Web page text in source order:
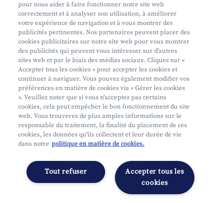
Où nous trouver
Phishing
Mifid
Privacy
Info juridique
Soumis au contrôle de l'OCM
Déclaration d'accessibilité
Gérer les préférences
pour nous aider à faire fonctionner notre site web
correctement et à analyser son utilisation, à améliorer
votre expérience de navigation et à vous montrer des
publicités pertinentes. Nos partenaires peuvent placer des
cookies publicitaires sur notre site web pour vous montrer
des publicités qui peuvent vous intéresser sur d'autres
sites web et par le biais des médias sociaux. Cliquez sur «
Accepter tous les cookies » pour accepter les cookies et
continuer à naviguer. Vous pouvez également modifier vos
préférences en matière de cookies via « Gérer les cookies
». Veuillez noter que si vous n'acceptez pas certains
cookies, cela peut empêcher le bon fonctionnement du site
web. Vous trouverez de plus amples informations sur le
responsable du traitement, la finalité du placement de ces
cookies, les données qu'ils collectent et leur durée de vie
dans notre politique en matière de cookies.
Accepter tous les
cookies
Tout refuser